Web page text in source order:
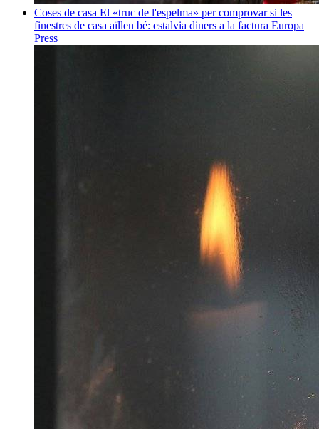
Coses de casa El «truc de l'espelma» per comprovar si les
finestres de casa aïllen bé: estalvia diners a la factura Europa
Press